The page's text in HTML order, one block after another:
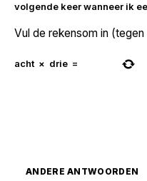
volgende keer wanneer ik
Vul de rekensom in (tegen
acht × drie =
ANDERE ANTWOORDEN